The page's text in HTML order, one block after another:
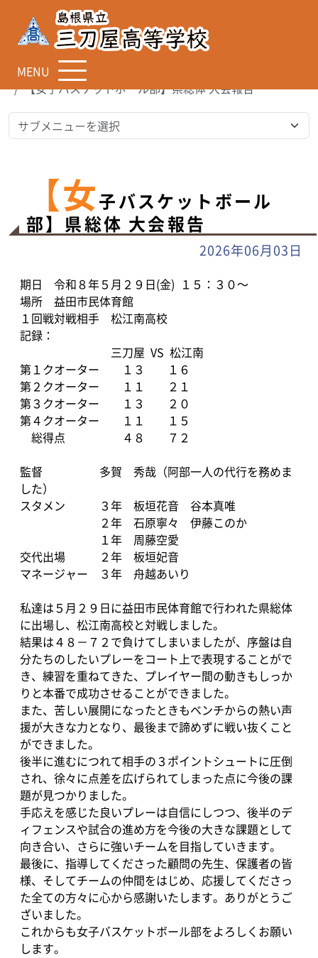
MENU
TOP
お知らせ
【女子バスケットボール部】県総体 大会報告
【女子バスケットボール
部】県総体 大会報告
2026年06月03日
期日 令和８年５月２９日(金) １５：３０～
場所 益田市民体育館
１回戦対戦相手 松江南高校
記録：
三刀屋 VS 松江南
第１クオーター １３ １６
第２クオーター １１ ２１
第３クオーター １３ ２０
第４クオーター １１ １５
総得点 ４８ ７２
監督 多賀 秀哉（阿部一人の代行を務めま
した）
スタメン ３年 板垣花音 谷本真唯
２年 石原寧々 伊藤このか
１年 周藤空愛
交代出場 ２年 板垣妃音
マネージャー ３年 舟越あいり
私達は５月２９日に益田市民体育館で行われた県総体
に出場し、松江南高校と対戦しました。
結果は４８－７２で負けてしまいましたが、序盤は自
分たちのしたいプレーをコート上で表現することがで
き、練習を重ねてきた、プレイヤー間の動きもしっか
りと本番で成功させることができました。
また、苦しい展開になったときもベンチからの熱い声
援が大きな力となり、最後まで諦めずに戦い抜くこと
ができました。
後半に進むにつれて相手の３ポイントシュートに圧倒
され、徐々に点差を広げられてしまった点に今後の課
題が見つかりました。
手応えを感じた良いプレーは自信にしつつ、後半のデ
ィフェンスや試合の進め方を今後の大きな課題として
向き合い、さらに強いチームを目指していきます。
最後に、指導してくださった顧問の先生、保護者の皆
様、そしてチームの仲間をはじめ、応援してくださっ
た全ての方々に心から感謝いたします。ありがとうご
ざいました。
これからも女子バスケットボール部をよろしくお願い
します。